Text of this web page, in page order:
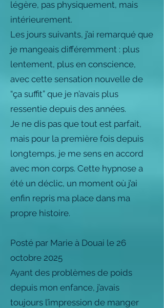
légère, pas physiquement, mais
intérieurement.
Les jours suivants, j’ai remarqué que
je mangeais différemment : plus
lentement, plus en conscience,
avec cette sensation nouvelle de
“ça suffit” que je n’avais plus
ressentie depuis des années.
Je ne dis pas que tout est parfait,
mais pour la première fois depuis
longtemps, je me sens en accord
avec mon corps. Cette hypnose a
été un déclic, un moment où j’ai
enfin repris ma place dans ma
propre histoire.
Posté par Marie à Douai le 26
octobre 2025
Ayant des problèmes de poids
depuis mon enfance, j’avais
toujours l’impression de manger